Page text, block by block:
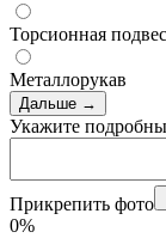
Торсионная
Металлорукав
Дальше →
Укажите
Прикрепить фото
0%